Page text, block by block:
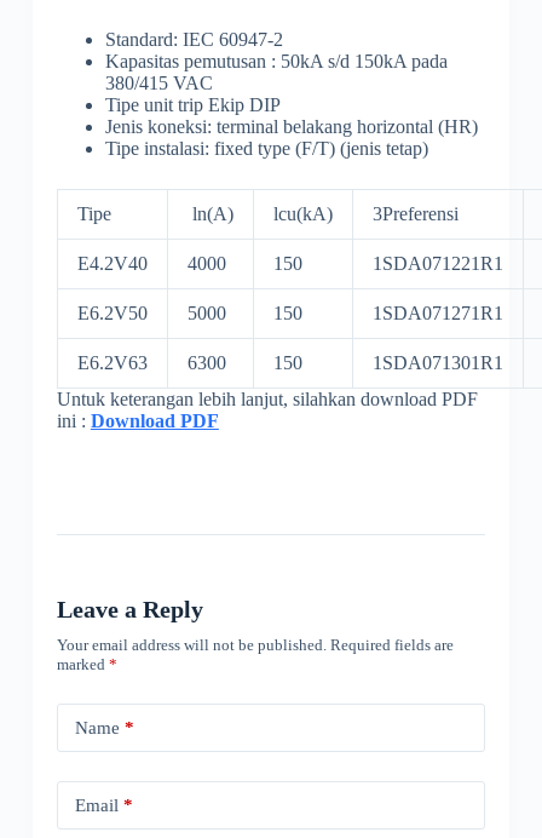
Standard: IEC 60947-2
Kapasitas pemutusan : 50kA s/d 150kA pada
380/415 VAC
Tipe unit trip Ekip DIP
Jenis koneksi: terminal belakang horizontal (HR)
Tipe instalasi: fixed type (F/T) (jenis tetap)
Tipe ln(A) lcu(kA) 3Preferensi
E4.2V40 4000 150 1SDA071221R1
E6.2V50 5000 150 1SDA071271R1
E6.2V63 6300 150
1SDA071301R1
Untuk keterangan lebih lanjut, silahkan download PDF
ini : Download PDF
Leave a Reply
Your email address will not be published. Required fields are
marked *
Name *
Email *